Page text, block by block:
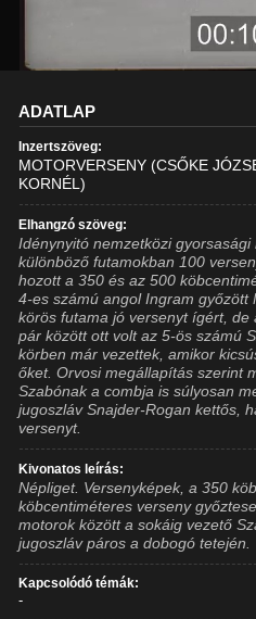
ADATLAP
Inzertszöveg:
MOTORVERSENY (CSŐKE
KORNÉL)
Elhangzó szöveg:
Idénynyitó nemzetközi
különböző futamokban 100
hozott a 350 és az 500
4-es számú angol Ingram győzött
körös futama jó versenyt ígért,
pár között ott volt az 5-ös számú
körben már vezettek, amikor
őket. Orvosi megállapítás szerint
Szabónak a combja is súlyosan
jugoszláv Snajder-Rogan kettős,
versenyt.
Kivonatos leírás:
Népliget. Versenyképek, a 350
köbcentiméteres verseny
motorok között a sokáig vezető
jugoszláv páros a dobogó tetején.
Kapcsolódó témák:
-